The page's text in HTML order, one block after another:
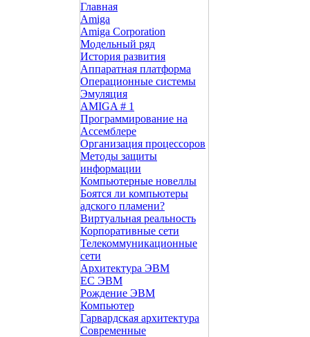
Главная
Amiga
Amiga Corporation
Модельный ряд
История развития
Аппаратная платформа
Операционные системы
Эмуляция
AMIGA # 1
Программирование на
Ассемблере
Организация процессоров
Методы защиты
информации
Компьютерные новеллы
Боятся ли компьютеры
адского пламени?
Виртуальная реальность
Корпоративные сети
Телекоммуникационные
сети
Архитектура ЭВМ
ЕС ЭВМ
Рождение ЭВМ
Компьютер
Гарвардская архитектура
Современные